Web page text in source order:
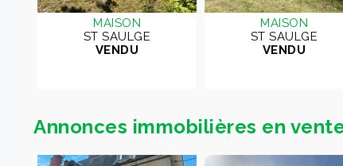
MAISON
ST SAULGE
VENDU
MAISON
ST SAULGE
VENDU
Annonces immobilières en